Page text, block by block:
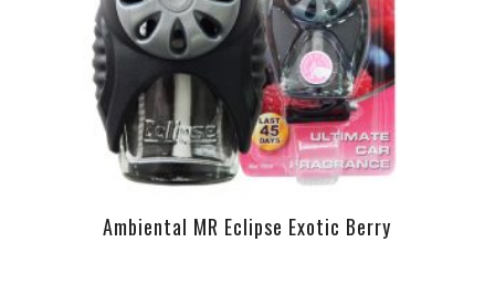
Ambiental MR Eclipse Exotic Berry